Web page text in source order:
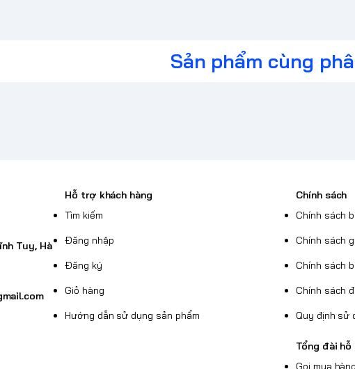
mang lại sự nâng cao đáng kể cho trải nghiệm chơi game của bạn.
Sản phẩm cùng
Tuy, Hà
Hỗ trợ khách hàng
Tìm kiếm
Đăng nhập
Đăng ký
Giỏ hàng
Hướng dẫn sử dụng sản phẩm
Chính sách
Chính sách
Chính sách
Chính sách
Chính sách
Quy định sử
Tổng đài